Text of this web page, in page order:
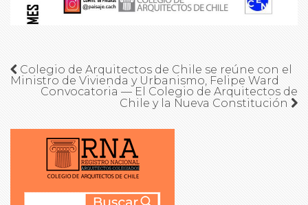
Colegio de Arquitectos de Chile se reúne con el
Ministro de Vivienda y Urbanismo, Felipe Ward
Convocatoria — El Colegio de Arquitectos de
Chile y la Nueva Constitución